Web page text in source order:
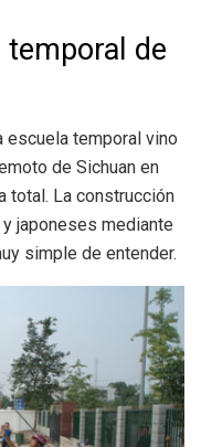
temporal de
escuela temporal vino
de Sichuan en
total. La construcción
japoneses mediante
simple de entender.